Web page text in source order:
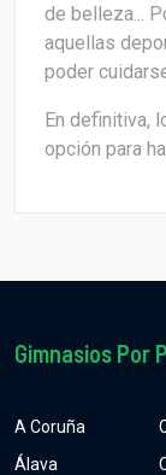
de belleza...
aquellas
poder
En definitiva,
opción para
Gimnasios Por
A Coruña
Álava